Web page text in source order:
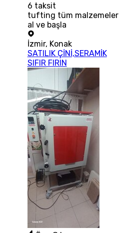
6 taksit
tufting tüm malzemeler
al ve başla
İzmir, Konak
SATILIK ÇİNİ,SERAMİK
SIFIR FIRIN